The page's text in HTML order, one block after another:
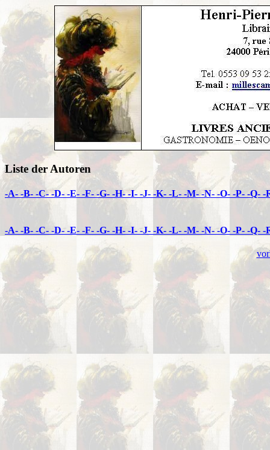
Liste der Autoren
-A- -B- -C--D- -E- -F- -G- -H--I- -J- -K- -L- -M--N- -O- -P- -Q- -
-A- -B- -C- -D--E- -F- -G- -H- -I- -J- -K- -L- -M- -N- -O- -P- -Q- -